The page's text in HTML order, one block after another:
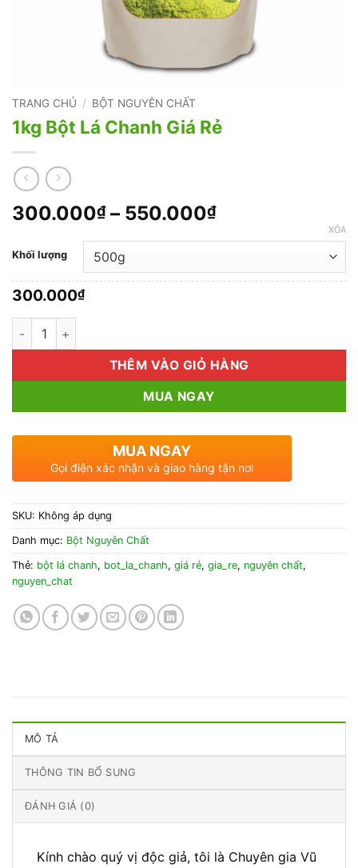
TRANG CHỦ / BỘT NGUYÊN CHẤT
1kg Bột Lá Chanh Giá Rẻ
300.000₫ – 550.000₫Khoảng
300.000₫
đến
Khối lượng
XÓA
300.000₫
1kg Bột Lá Chanh Giá Rẻ số lượng
THÊM VÀO GIỎ HÀNG
MUA NGAY
MUA NGAY
Gọi điện xác nhận và giao hàng tận nơi
SKU: Không áp dụng
Danh mục: Bột Nguyên Chất
Thẻ: bột lá chanh, bot_la_chanh, giá rẻ, gia_re, nguyên chất,
nguyen_chat
MÔ TẢ
THÔNG TIN BỔ SUNG
ĐÁNH GIÁ (0)
Kính chào quý vị độc giả, tôi là Chuyên gia Vũ